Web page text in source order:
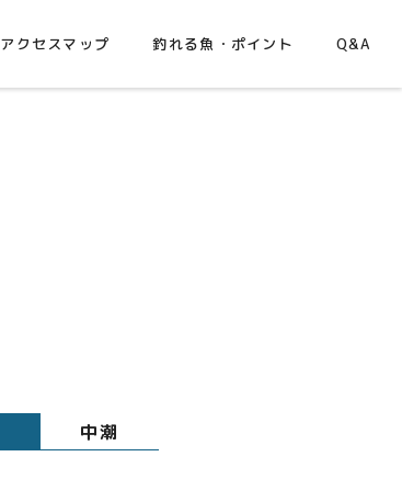
アクセスマップ 釣れる魚・ポイント Q&A
中潮